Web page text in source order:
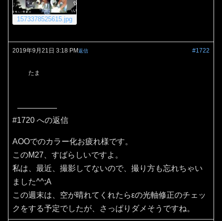
1573378525615.jpg
2019年9月21日 3:18 PM #1722
返信
たま
#1720 への返信
AOOでのカラー化お疲れ様です。
このM27、すばらしいですよ。
私は、最近、撮影してないので、撮り方も忘れちゃい
ました^^;A
この週末は、空が晴れてくれたらεの光軸修正のチェッ
クをする予定でしたが、さっぱりダメそうですね。